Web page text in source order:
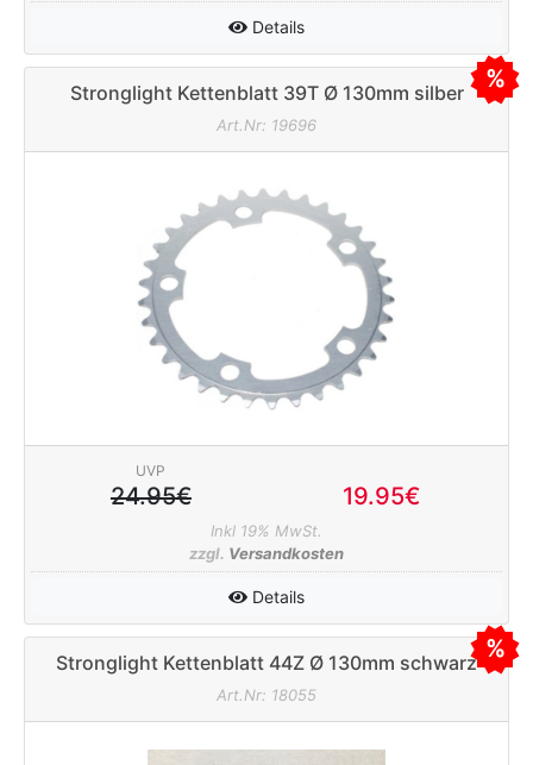
Details
Stronglight Kettenblatt 39T Ø 130mm silber
Art.Nr: 19696
UVP
24.95€ 19.95€
Inkl 19% MwSt.
zzgl. Versandkosten
Details
Stronglight Kettenblatt 44Z Ø 130mm schwarz
Art.Nr: 18055